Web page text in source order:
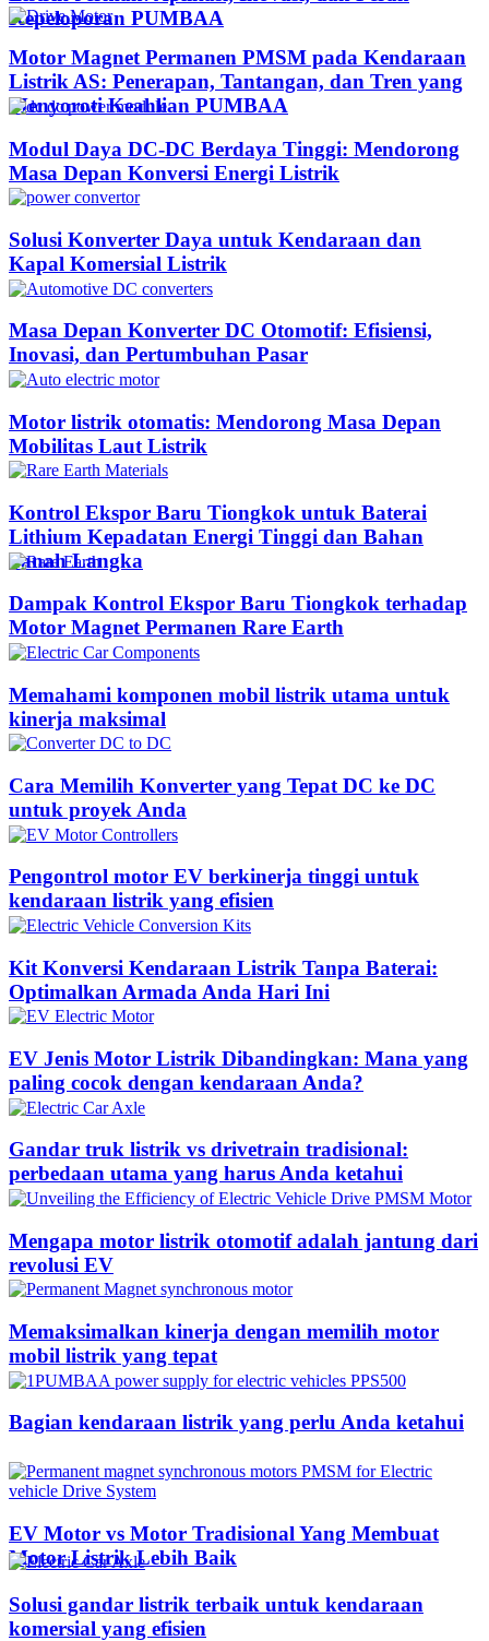
Kepeloporan PUMBAA​
Motor Magnet Permanen PMSM pada Kendaraan
Listrik AS: Penerapan, Tantangan, dan Tren yang
Menyoroti Keahlian PUMBAA​
Modul Daya DC-DC Berdaya Tinggi: Mendorong
Masa Depan Konversi Energi Listrik
Solusi Konverter Daya untuk Kendaraan dan
Kapal Komersial Listrik
Masa Depan Konverter DC Otomotif: Efisiensi,
Inovasi, dan Pertumbuhan Pasar
Motor listrik otomatis: Mendorong Masa Depan
Mobilitas Laut Listrik
Kontrol Ekspor Baru Tiongkok untuk Baterai
Lithium Kepadatan Energi Tinggi dan Bahan
Tanah Langka
Dampak Kontrol Ekspor Baru Tiongkok terhadap
Motor Magnet Permanen Rare Earth
Memahami komponen mobil listrik utama untuk
kinerja maksimal
Cara Memilih Konverter yang Tepat DC ke DC
untuk proyek Anda
Pengontrol motor EV berkinerja tinggi untuk
kendaraan listrik yang efisien
Kit Konversi Kendaraan Listrik Tanpa Baterai:
Optimalkan Armada Anda Hari Ini
EV Jenis Motor Listrik Dibandingkan: Mana yang
paling cocok dengan kendaraan Anda?
Gandar truk listrik vs drivetrain tradisional:
perbedaan utama yang harus Anda ketahui
Mengapa motor listrik otomotif adalah jantung dari
revolusi EV
Memaksimalkan kinerja dengan memilih motor
mobil listrik yang tepat
Bagian kendaraan listrik yang perlu Anda ketahui
EV Motor vs Motor Tradisional Yang Membuat
Motor Listrik Lebih Baik
Solusi gandar listrik terbaik untuk kendaraan
komersial yang efisien